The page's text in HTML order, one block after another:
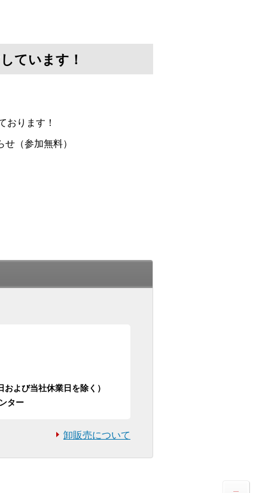
ています！
おります！
（参加無料）
よび当社休業日を除く）
ター
卸販売について